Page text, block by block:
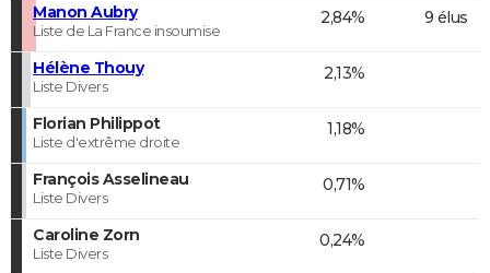
Manon Aubry
Liste de La France insoumise
2,84% 9 élus
Hélène Thouy
Liste Divers
2,13%
Florian Philippot
Liste d'extrême droite
1,18%
François Asselineau
Liste Divers
0,71%
Caroline Zorn
Liste Divers
0,24%